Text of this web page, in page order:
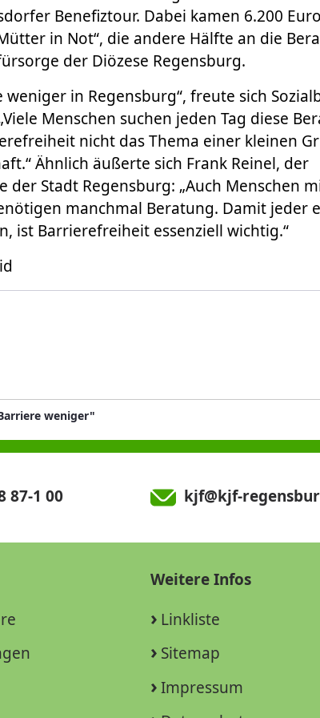
Benefiztour. Dabei kamen 6.200
in Not“, die andere Hälfte an die
der Diözese Regensburg.
weniger in Regensburg“, freute sich
Menschen suchen jeden Tag diese
nicht das Thema einer kleinen
Ähnlich äußerte sich Frank Reinel, der
der Stadt Regensburg: „Auch Menschen
manchmal Beratung. Damit jeder
ist Barrierefreiheit essenziell wichtig.“
weniger"
87-1 00 kjf@kjf-
Weitere Infos
Linkliste
Sitemap
Impressum